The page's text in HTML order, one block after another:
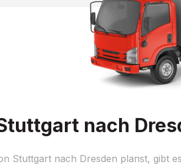
nach
Stuttgart nach Dresden planst, gibt